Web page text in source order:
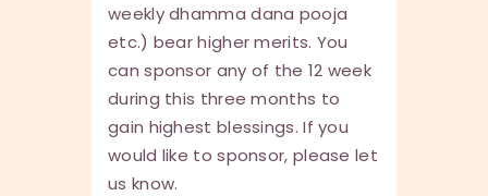
weekly dhamma dana pooja
etc.) bear higher merits. You
can sponsor any of the 12 week
during this three months to
gain highest blessings. If you
would like to sponsor, please let
us know.